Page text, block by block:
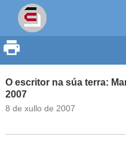
O escritor na súa terra:
2007
8 de xullo de 2007